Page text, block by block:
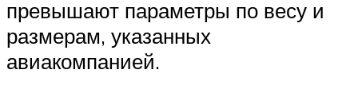
превышают параметры по весу и
размерам, указанных
авиакомпанией.